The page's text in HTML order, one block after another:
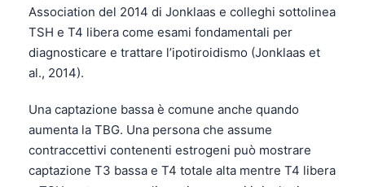
Association del 2014 di Jonklaas e colleghi sottolinea
TSH e T4 libera come esami fondamentali per
diagnosticare e trattare l’ipotiroidismo (Jonklaas et
al., 2014).
Una captazione bassa è comune anche quando
aumenta la TBG. Una persona che assume
contraccettivi contenenti estrogeni può mostrare
captazione T3 bassa e T4 totale alta mentre T4 libera